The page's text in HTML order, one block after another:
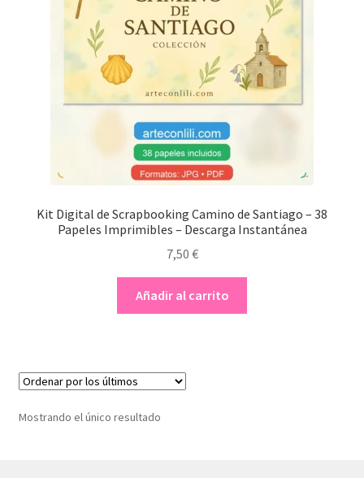
Kit Digital de Scrapbooking Camino de Santiago – 38
Papeles Imprimibles – Descarga Instantánea
7,50 €
Añadir al carrito
Mostrando el único resultado